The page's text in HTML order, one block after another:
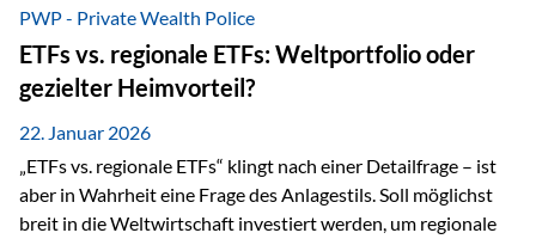
gerade dann, wenn Märkte nervös werden,…
PWP - Private Wealth Police
ETFs vs. regionale ETFs: Weltportfolio oder
gezielter Heimvorteil?
22. Januar 2026
„ETFs vs. regionale ETFs“ klingt nach einer Detailfrage – ist
aber in Wahrheit eine Frage des Anlagestils. Soll möglichst
breit in die Weltwirtschaft investiert werden, um regionale